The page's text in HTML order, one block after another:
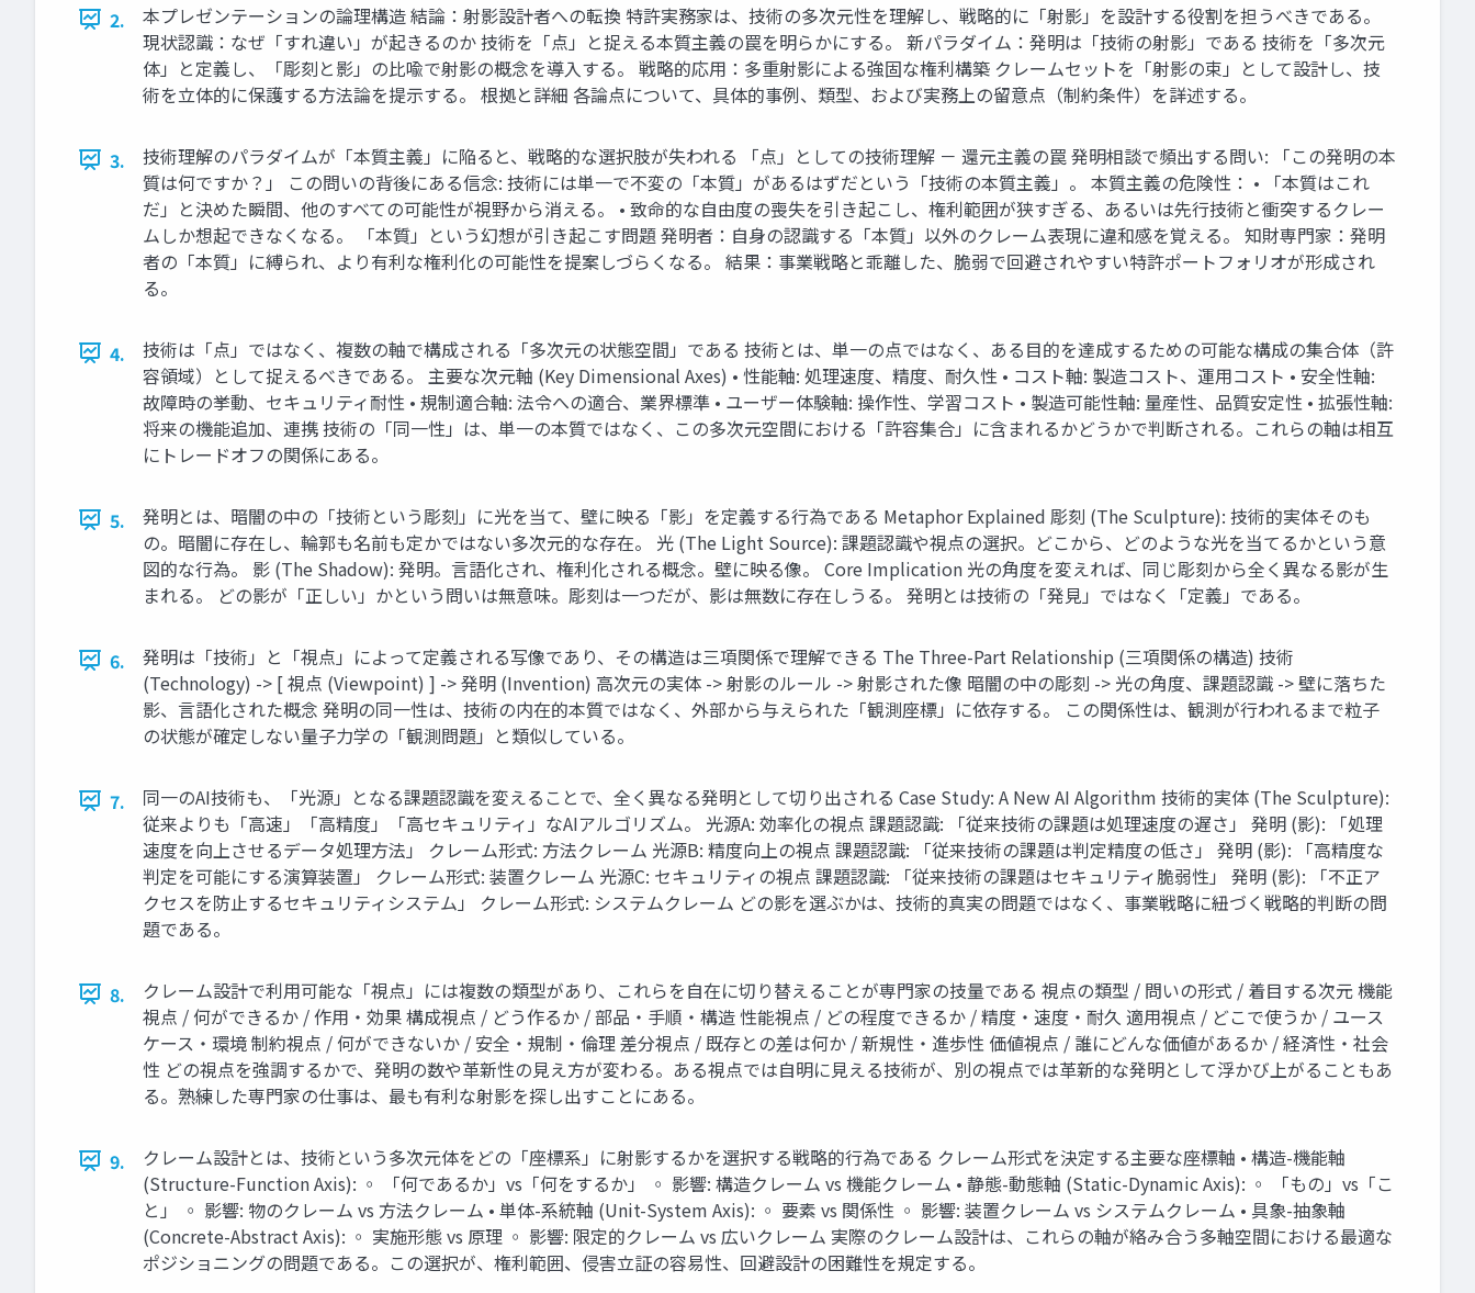
2.
本プレゼンテーションの論理構造 結論：射影設計者への転換 特許実務家は、技術の多次元性を理解し、戦略的に「射影」を設計する役割を担うべきである。
現状認識：なぜ「すれ違い」が起きるのか 技術を「点」と捉える本質主義の罠を明らかにする。 新パラダイム：発明は「技術の射影」である 技術を「多次元
体」と定義し、「彫刻と影」の比喩で射影の概念を導入する。 戦略的応用：多重射影による強固な権利構築 クレームセットを「射影の束」として設計し、技
術を立体的に保護する方法論を提示する。 根拠と詳細 各論点について、具体的事例、類型、および実務上の留意点（制約条件）を詳述する。
3.
技術理解のパラダイムが「本質主義」に陥ると、戦略的な選択肢が失われる 「点」としての技術理解 － 還元主義の罠 発明相談で頻出する問い: 「この発明の本
質は何ですか？」 この問いの背後にある信念: 技術には単一で不変の「本質」があるはずだという「技術の本質主義」。 本質主義の危険性： • 「本質はこれ
だ」と決めた瞬間、他のすべての可能性が視野から消える。 • 致命的な自由度の喪失を引き起こし、権利範囲が狭すぎる、あるいは先行技術と衝突するクレー
ムしか想起できなくなる。 「本質」という幻想が引き起こす問題 発明者：自身の認識する「本質」以外のクレーム表現に違和感を覚える。 知財専門家：発明
者の「本質」に縛られ、より有利な権利化の可能性を提案しづらくなる。 結果：事業戦略と乖離した、脆弱で回避されやすい特許ポートフォリオが形成され
る。
4.
技術は「点」ではなく、複数の軸で構成される「多次元の状態空間」である 技術とは、単一の点ではなく、ある目的を達成するための可能な構成の集合体（許
容領域）として捉えるべきである。 主要な次元軸 (Key Dimensional Axes) • 性能軸: 処理速度、精度、耐久性 • コスト軸: 製造コスト、運用コスト • 安全性軸:
故障時の挙動、セキュリティ耐性 • 規制適合軸: 法令への適合、業界標準 • ユーザー体験軸: 操作性、学習コスト • 製造可能性軸: 量産性、品質安定性 • 拡張性軸:
将来の機能追加、連携 技術の「同一性」は、単一の本質ではなく、この多次元空間における「許容集合」に含まれるかどうかで判断される。これらの軸は相互
にトレードオフの関係にある。
5.
発明とは、暗闇の中の「技術という彫刻」に光を当て、壁に映る「影」を定義する行為である Metaphor Explained 彫刻 (The Sculpture): 技術的実体そのも
の。暗闇に存在し、輪郭も名前も定かではない多次元的な存在。 光 (The Light Source): 課題認識や視点の選択。どこから、どのような光を当てるかという意
図的な行為。 影 (The Shadow): 発明。言語化され、権利化される概念。壁に映る像。 Core Implication 光の角度を変えれば、同じ彫刻から全く異なる影が生
まれる。 どの影が「正しい」かという問いは無意味。彫刻は一つだが、影は無数に存在しうる。 発明とは技術の「発見」ではなく「定義」である。
6.
発明は「技術」と「視点」によって定義される写像であり、その構造は三項関係で理解できる The Three-Part Relationship (三項関係の構造) 技術
(Technology) -> [ 視点 (Viewpoint) ] -> 発明 (Invention) 高次元の実体 -> 射影のルール -> 射影された像 暗闇の中の彫刻 -> 光の角度、課題認識 -> 壁に落ちた
影、言語化された概念 発明の同一性は、技術の内在的本質ではなく、外部から与えられた「観測座標」に依存する。 この関係性は、観測が行われるまで粒子
の状態が確定しない量子力学の「観測問題」と類似している。
7.
同一のAI技術も、「光源」となる課題認識を変えることで、全く異なる発明として切り出される Case Study: A New AI Algorithm 技術的実体 (The Sculpture):
従来よりも「高速」「高精度」「高セキュリティ」なAIアルゴリズム。 光源A: 効率化の視点 課題認識: 「従来技術の課題は処理速度の遅さ」 発明 (影): 「処理
速度を向上させるデータ処理方法」 クレーム形式: 方法クレーム 光源B: 精度向上の視点 課題認識: 「従来技術の課題は判定精度の低さ」 発明 (影): 「高精度な
判定を可能にする演算装置」 クレーム形式: 装置クレーム 光源C: セキュリティの視点 課題認識: 「従来技術の課題はセキュリティ脆弱性」 発明 (影): 「不正ア
クセスを防止するセキュリティシステム」 クレーム形式: システムクレーム どの影を選ぶかは、技術的真実の問題ではなく、事業戦略に紐づく戦略的判断の問
題である。
8.
クレーム設計で利用可能な「視点」には複数の類型があり、これらを自在に切り替えることが専門家の技量である 視点の類型 / 問いの形式 / 着目する次元 機能
視点 / 何ができるか / 作用・効果 構成視点 / どう作るか / 部品・手順・構造 性能視点 / どの程度できるか / 精度・速度・耐久 適用視点 / どこで使うか / ユース
ケース・環境 制約視点 / 何ができないか / 安全・規制・倫理 差分視点 / 既存との差は何か / 新規性・進歩性 価値視点 / 誰にどんな価値があるか / 経済性・社会
性 どの視点を強調するかで、発明の数や革新性の見え方が変わる。ある視点では自明に見える技術が、別の視点では革新的な発明として浮かび上がることもあ
る。熟練した専門家の仕事は、最も有利な射影を探し出すことにある。
9.
クレーム設計とは、技術という多次元体をどの「座標系」に射影するかを選択する戦略的行為である クレーム形式を決定する主要な座標軸 • 構造-機能軸
(Structure-Function Axis): ◦ 「何であるか」vs「何をするか」 ◦ 影響: 構造クレーム vs 機能クレーム • 静態-動態軸 (Static-Dynamic Axis): ◦ 「もの」vs「こ
と」 ◦ 影響: 物のクレーム vs 方法クレーム • 単体-系統軸 (Unit-System Axis): ◦ 要素 vs 関係性 ◦ 影響: 装置クレーム vs システムクレーム • 具象-抽象軸
(Concrete-Abstract Axis): ◦ 実施形態 vs 原理 ◦ 影響: 限定的クレーム vs 広いクレーム 実際のクレーム設計は、これらの軸が絡み合う多軸空間における最適な
ポジショニングの問題である。この選択が、権利範囲、侵害立証の容易性、回避設計の困難性を規定する。